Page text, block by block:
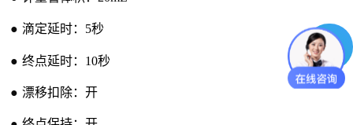
● 滴定延时： 5秒
● 终点延时：10秒
● 漂移扣除：开